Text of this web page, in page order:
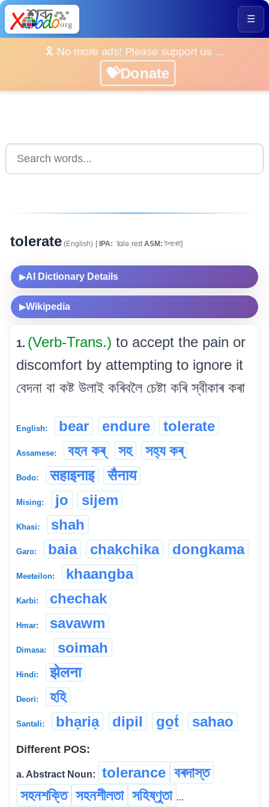
☰
🎗️ No more ads! Please support us ...
💝Donate
tolerate (English) [IPA: ˈtɑləˌreɪtASM: টলাৰেট]
▶AI Dictionary Details
▶Wikipedia
1. (Verb-Trans.) to accept the pain or
discomfort by attempting to ignore it
বেদনা বা কষ্ট উলাই কৰিবলৈ চেষ্টা কৰি স্বীকাৰ কৰা
English: bear endure tolerate
Assamese: বহন কৰ্ সহ সহ্য কৰ্
Bodo: सहाइनाइ सैनाय
Mising: jo sijem
Khasi: shah
Garo: baia chakchika dongkama
Meeteilon: khaangba
Karbi: chechak
Hmar: savawm
Dimasa: soimah
Hindi: झेलना
Deori: হহি
Santali: bhạriạ dipil go̱t́ sahao
Different POS:
a. Abstract Noun: tolerance বৰদাস্ত
সহনশক্তি সহনশীলতা সহিষ্ণুতা ...